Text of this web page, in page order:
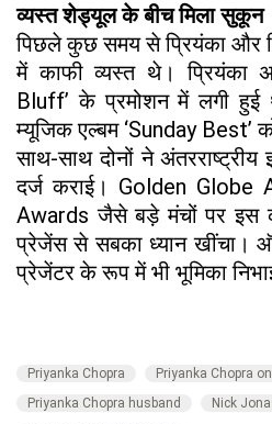
व्यस्त शेड्यूल के बीच मिला सुकून
पिछले कुछ समय से प्रियंका और
में काफी व्यस्त थे। प्रियंका
Bluff’ के प्रमोशन में लगी
म्यूजिक एल्बम ‘Sunday Best’
साथ-साथ दोनों ने
दर्ज कराई। Golden
Awards जैसे बड़े मंचों पर
प्रेजेंस से सबका ध्यान खींचा।
प्रेजेंटर के रूप में भी भूमिका
Priyanka Chopra
Priyanka Chopra
Priyanka Chopra husband
Nick